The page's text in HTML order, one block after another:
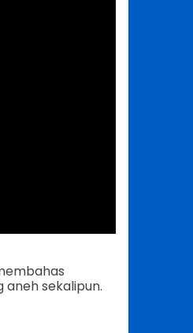
sekalipun.